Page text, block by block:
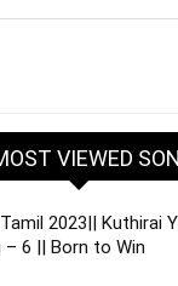
VIEWED
2023|| Kuthirai
– 6 || Born to Win